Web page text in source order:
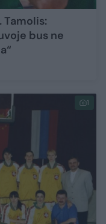
bus ne
1